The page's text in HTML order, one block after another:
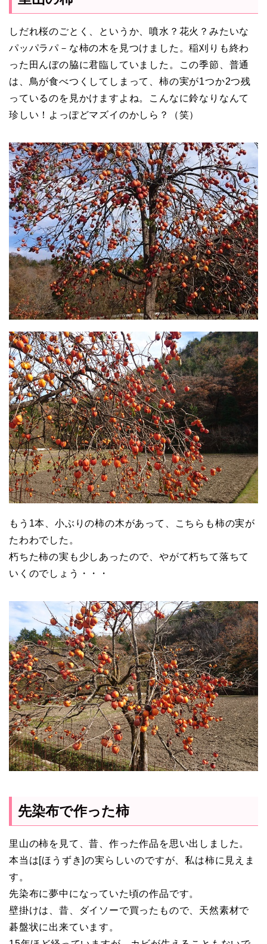
しだれ桜のごとく、というか、噴水？花火？みたいな
パッパラパ－な柿の木を見つけました。稲刈りも終わ
った田んぼの脇に君臨していました。この季節、普通
は、鳥が食べつくしてしまって、柿の実が1つか2つ残
っているのを見かけますよね。こんなに鈴なりなんて
珍しい！よっぽどマズイのかしら？（笑）
もう1本、小ぶりの柿の木があって、こちらも柿の実が
たわわでした。
朽ちた柿の実も少しあったので、やがて朽ちて落ちて
いくのでしょう・・・
先染布で作った柿
里山の柿を見て、昔、作った作品を思い出しました。
本当は[ほうずき]の実らしいのですが、私は柿に見えま
す。
先染布に夢中になっていた頃の作品です。
壁掛けは、昔、ダイソーで買ったもので、天然素材で
碁盤状に出来ています。